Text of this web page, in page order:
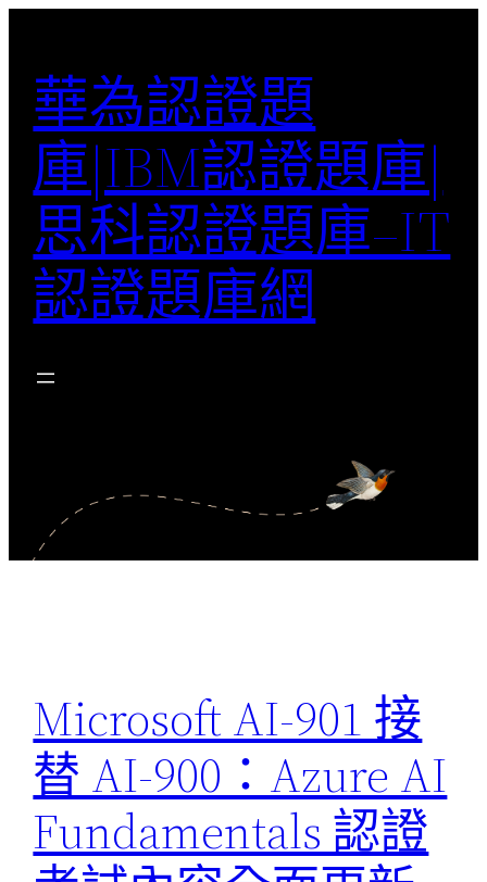
華為認證題
庫|IBM認證題庫|
思科認證題庫–IT
認證題庫網
Microsoft AI-901 接
替 AI-900：Azure AI
Fundamentals 認證